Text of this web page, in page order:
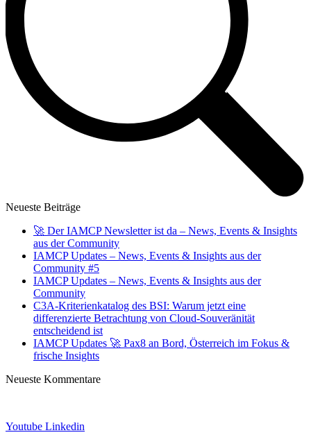
Neueste Beiträge
🚀 Der IAMCP Newsletter ist da – News, Events & Insights
aus der Community
IAMCP Updates – News, Events & Insights aus der
Community #5
IAMCP Updates – News, Events & Insights aus der
Community
C3A-Kriterienkatalog des BSI: Warum jetzt eine
differenzierte Betrachtung von Cloud-Souveränität
entscheidend ist
IAMCP Updates 🚀 Pax8 an Bord, Österreich im Fokus &
frische Insights
Neueste Kommentare
Youtube Linkedin